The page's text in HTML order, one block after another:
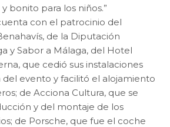
bonito para los niños.”
con el patrocinio del
de la Diputación
y Sabor a Málaga, del Hotel
que cedió sus instalaciones
del evento y facilitó el alojamiento
de Acciona Cultura, que se
y del montaje de los
de Porsche, que fue el coche